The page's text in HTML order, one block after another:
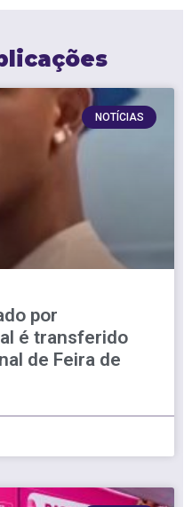
NOTÍCIAS
por
é transferido
de Feira de